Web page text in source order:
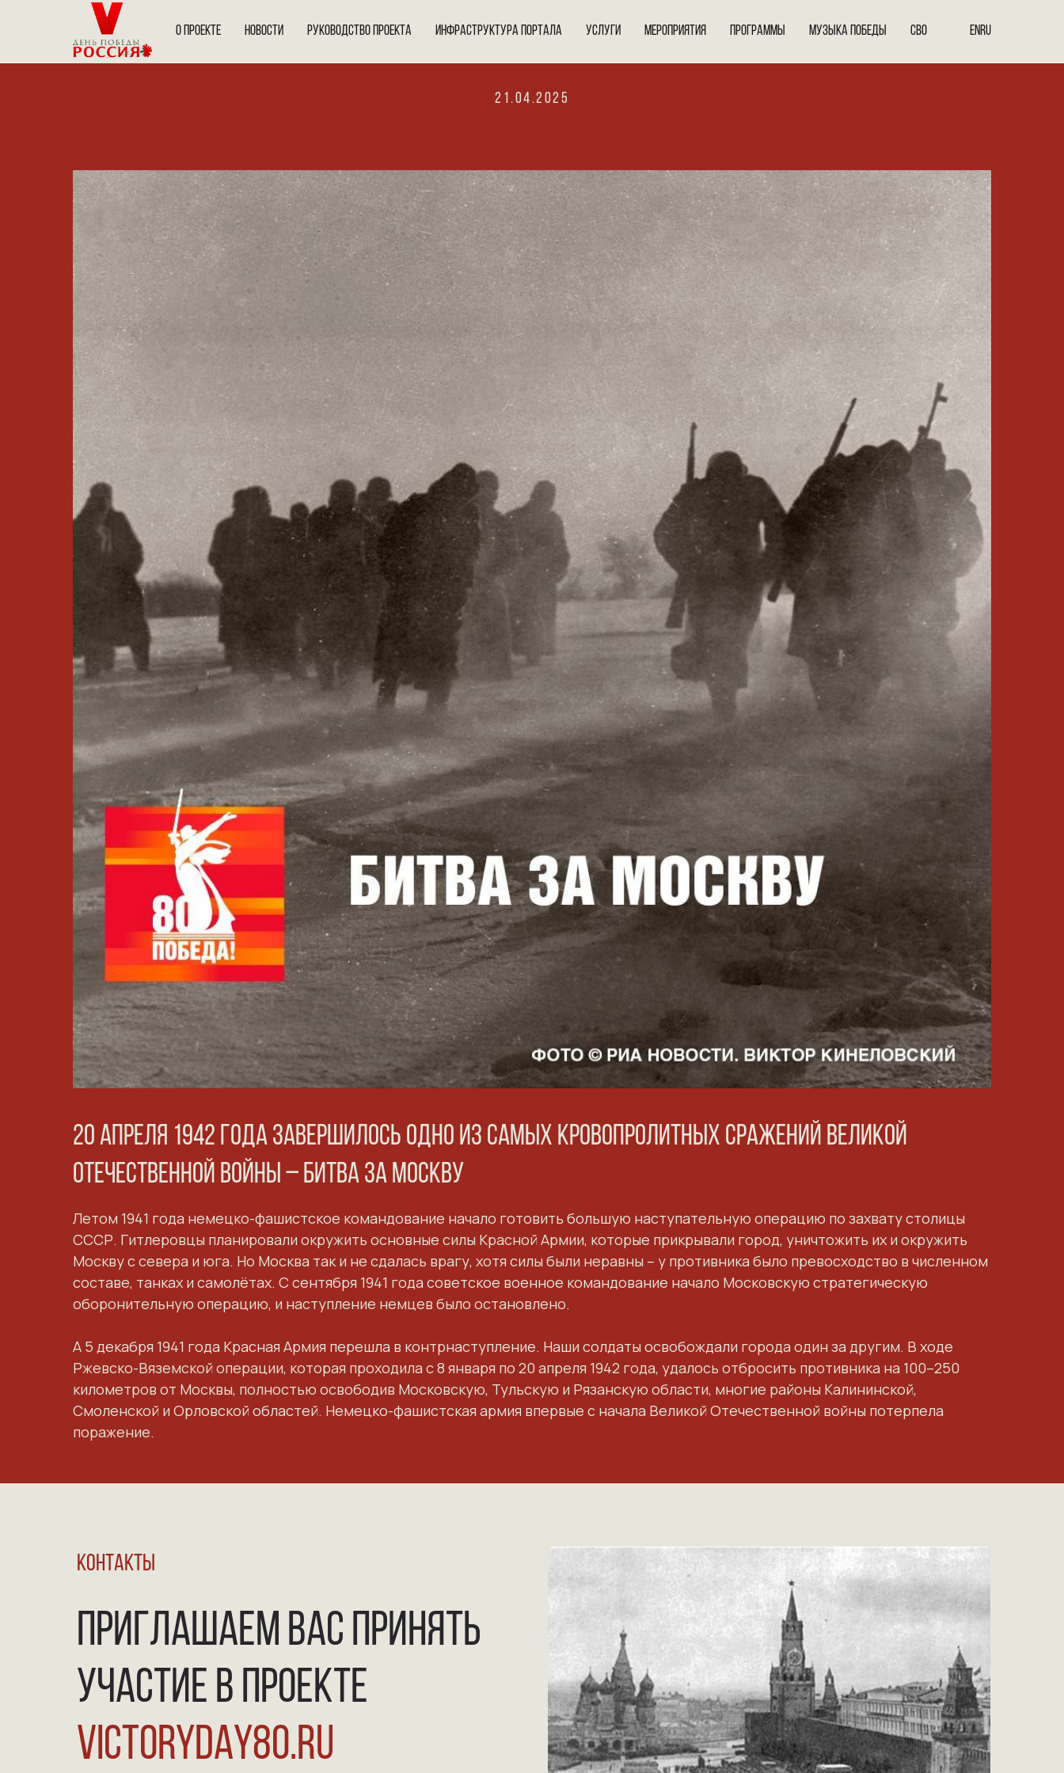
О ПРОЕКТЕ НОВОСТИ РУКОВОДСТВО ПРОЕКТА ИНФРАСТРУКТУРА ПОРТАЛА УСЛУГИ МЕРОПРИЯТИЯ ПРОГРАММЫ МУЗЫКА ПОБЕДЫ СВО ENRU
21.04.2025
20 апреля 1942 года завершилось одно из самых кровопролитных сражений Великой
Отечественной войны – Битва за Москву
Летом 1941 года немецко-фашистское командование начало готовить большую наступательную операцию по захвату столицы
СССР. Гитлеровцы планировали окружить основные силы Красной Армии, которые прикрывали город, уничтожить их и окружить
Москву с севера и юга. Но Москва так и не сдалась врагу, хотя силы были неравны – у противника было превосходство в численном
составе, танках и самолётах. С сентября 1941 года советское военное командование начало Московскую стратегическую
оборонительную операцию, и наступление немцев было остановлено.
А 5 декабря 1941 года Красная Армия перешла в контрнаступление. Наши солдаты освобождали города один за другим. В ходе
Ржевско-Вяземской операции, которая проходила с 8 января по 20 апреля 1942 года, удалось отбросить противника на 100–250
километров от Москвы, полностью освободив Московскую, Тульскую и Рязанскую области, многие районы Калининской,
Смоленской и Орловской областей. Немецко-фашистская армия впервые с начала Великой Отечественной войны потерпела
поражение.
КОНТАКТЫ
ПРИГЛАШАЕМ ВАС ПРИНЯТЬ
УЧАСТИЕ В ПРОЕКТЕ
VICTORYDAY80.RU